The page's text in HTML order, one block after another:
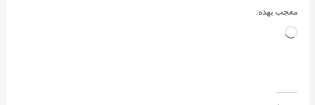
معجب بهذه:
جاري